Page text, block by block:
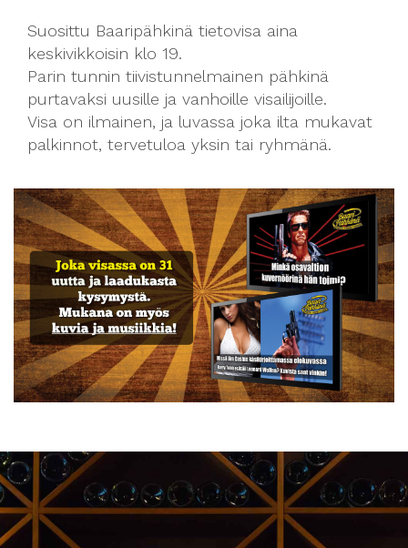
Suosittu Baaripähkinä tietovisa aina
keskivikkoisin klo 19.
Parin tunnin tiivistunnelmainen pähkinä
purtavaksi uusille ja vanhoille visailijoille.
Visa on ilmainen, ja luvassa joka ilta mukavat
palkinnot, tervetuloa yksin tai ryhmänä.